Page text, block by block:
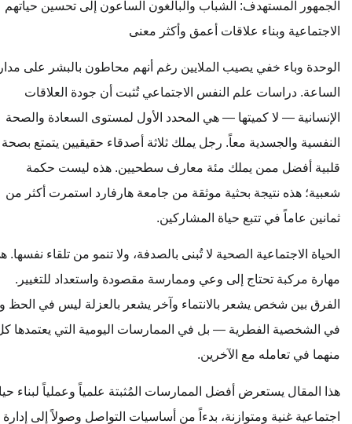
الجمهور المستهدف: الشباب والبالغون الساعون إلى تحسين حياتهم
الاجتماعية وبناء علاقات أعمق وأكثر معنى
الوحدة وباء خفي يصيب الملايين رغم أنهم محاطون بالبشر على مدار
الساعة. دراسات علم النفس الاجتماعي تُثبت أن جودة العلاقات
الإنسانية — لا كميتها — هي المحدد الأول لمستوى السعادة والصحة
النفسية والجسدية معاً. رجل يملك ثلاثة أصدقاء حقيقيين يتمتع بصحة
قلبية أفضل ممن يملك مئة معارف سطحيين. هذه ليست حكمة
شعبية؛ هذه نتيجة بحثية موثقة من جامعة هارفارد استمرت أكثر من
ثمانين عاماً في تتبع حياة المشاركين.
الحياة الاجتماعية الصحية لا تُبنى بالصدفة، ولا تنمو من تلقاء نفسها. هي
مهارة مركبة تحتاج إلى وعي وممارسة مقصودة واستعداد للتغيير.
الفرق بين شخص يشعر بالانتماء وآخر يشعر بالعزلة ليس في الحظ ولا
في الشخصية الفطرية — بل في الممارسات اليومية التي يعتمدها كل
منهما في تعامله مع الآخرين.
هذا المقال يستعرض أفضل الممارسات المُثبتة علمياً وعملياً لبناء حياة
اجتماعية غنية ومتوازنة، بدءاً من أساسيات التواصل وصولاً إلى إدارة